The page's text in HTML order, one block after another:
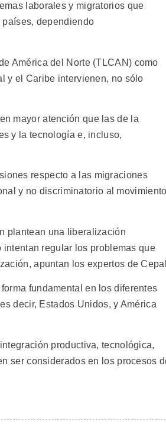
laborales y migratorios que
dependiendo
América del Norte (TLCAN) como
y el Caribe intervienen, no sólo
mayor atención que las de la
y la tecnología e, incluso,
respecto a las migraciones
y no discriminatorio al
plantean una liberalización
regular los problemas que
apuntan los expertos de
fundamental en los diferentes
decir, Estados Unidos, y América
productiva, tecnológica,
ser considerados en los procesos